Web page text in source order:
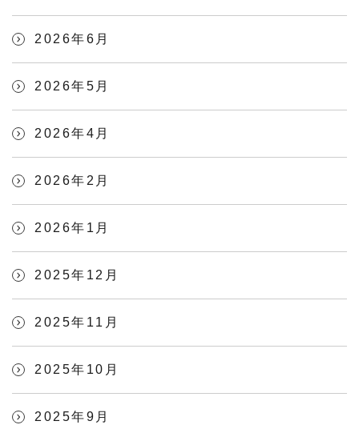
2026年6月
2026年5月
2026年4月
2026年2月
2026年1月
2025年12月
2025年11月
2025年10月
2025年9月